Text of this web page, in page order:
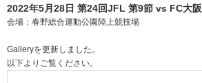
2022年5月28日 第24回JFL 第9節 vs FC大阪
会場：春野総合運動公園陸上競技場
Galleryを更新しました。
以下よりご覧ください。